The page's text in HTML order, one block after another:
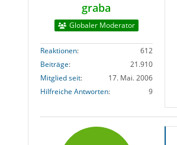
graba
Globaler Moderator
Reaktionen
612
Beiträge
21.910
Mitglied seit
17. Mai. 2006
Hilfreiche Antworten
9